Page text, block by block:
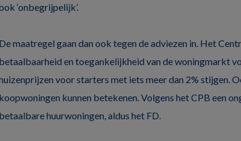
‘onbegrijpelijk’.
De maatregel gaan dan ook tegen de adviezen in. Het
betaalbaarheid en toegankelijkheid van de woningmarkt
voor starters met iets meer dan 2% stijgen.
koopwoningen kunnen betekenen. Volgens het CPB een
betaalbare huurwoningen, aldus het FD.